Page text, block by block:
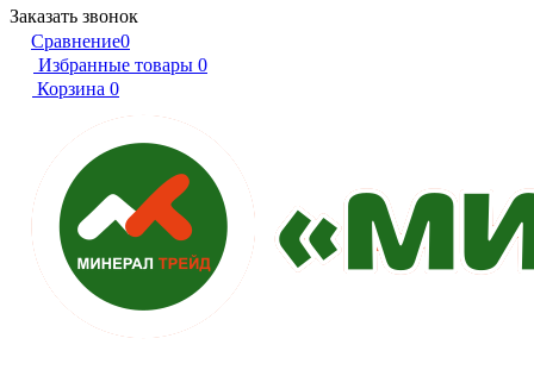
Заказать звонок
Сравнение0
Избранные товары 0
Корзина 0